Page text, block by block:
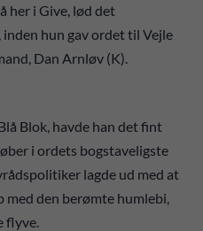
her i Give, lød det
hun gav ordet til Vejle
Dan Arnløv (K).
Blok, havde han det fint
i ordets bogstaveligste
lagde ud med at
med den berømte humlebi,
flyve.